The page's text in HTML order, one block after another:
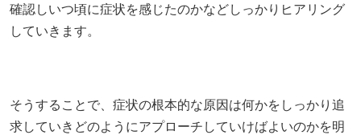
確認しいつ頃に症状を感じたのかなどしっかりヒアリング
していきます。
そうすることで、症状の根本的な原因は何かをしっかり追
求していきどのようにアプローチしていけばよいのかを明